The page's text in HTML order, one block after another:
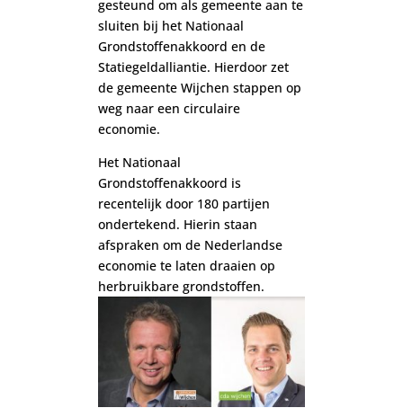
gesteund om als gemeente aan te
sluiten bij het Nationaal
Grondstoffenakkoord en de
Statiegeldalliantie. Hierdoor zet
de gemeente Wijchen stappen op
weg naar een circulaire
economie.
Het Nationaal
Grondstoffenakkoord is
recentelijk door 180 partijen
ondertekend. Hierin staan
afspraken om de Nederlandse
economie te laten draaien op
herbruikbare grondstoffen.